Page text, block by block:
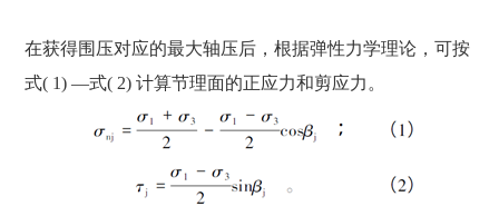
在获得围压对应的最大轴压后，根据弹性力学理论，可按
式( 1) —式( 2) 计算节理面的正应力和剪应力。